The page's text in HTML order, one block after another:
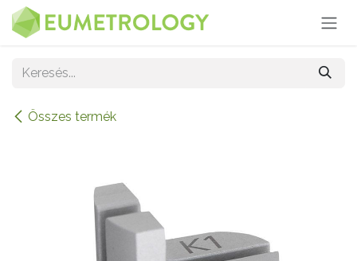
Kihagyás és továbblépés a tartalomhoz
Összes termék